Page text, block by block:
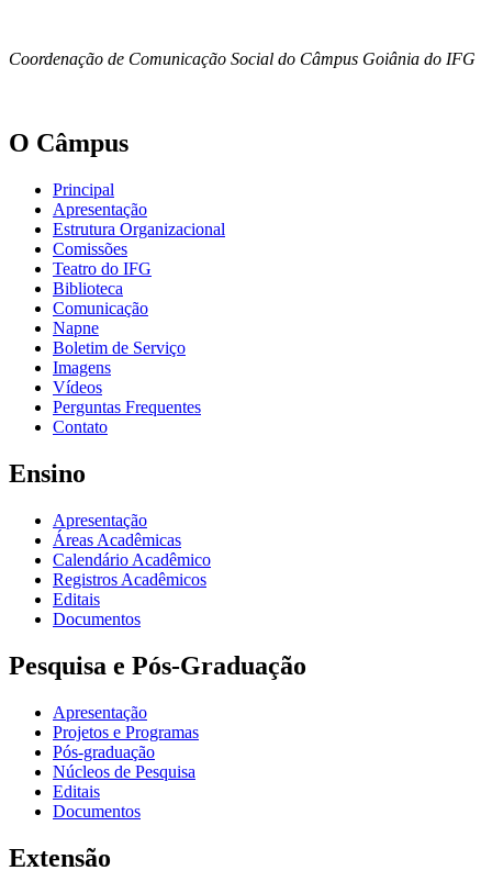
Coordenação de Comunicação Social do Câmpus Goiânia do IFG
O Câmpus
Principal
Apresentação
Estrutura Organizacional
Comissões
Teatro do IFG
Biblioteca
Comunicação
Napne
Boletim de Serviço
Imagens
Vídeos
Perguntas Frequentes
Contato
Ensino
Apresentação
Áreas Acadêmicas
Calendário Acadêmico
Registros Acadêmicos
Editais
Documentos
Pesquisa e Pós-Graduação
Apresentação
Projetos e Programas
Pós-graduação
Núcleos de Pesquisa
Editais
Documentos
Extensão